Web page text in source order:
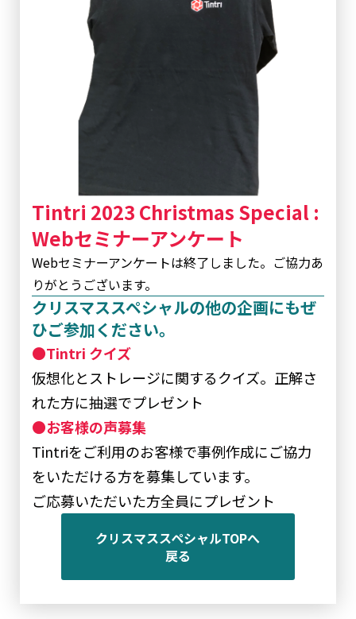
Tintri 2023 Christmas Special :
Webセミナーアンケート
Webセミナーアンケートは終了しました。ご協力あ
りがとうございます。
クリスマススペシャルの他の企画にもぜ
ひご参加ください。
⚫️Tintri クイズ
仮想化とストレージに関するクイズ。正解さ
れた方に抽選でプレゼント
⚫️お客様の声募集
Tintriをご利用のお客様で事例作成にご協力
をいただける方を募集しています。
ご応募いただいた方全員にプレゼント
クリスマススペシャルTOPへ
戻る